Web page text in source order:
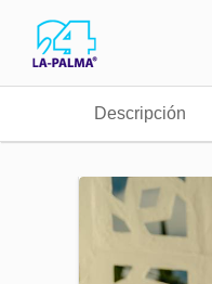
Descripción